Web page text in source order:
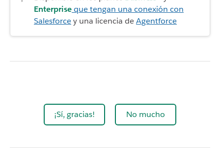
Enterpriseque tengan una conexión con
Salesforcey una licencia deAgentforce
¡Sí, gracias! No mucho